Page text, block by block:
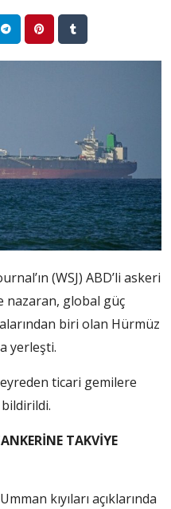
(WSJ) ABD’li askeri
nazaran, global güç
biri olan Hürmüz
yerleşti.
ticari gemilere
TAKVİYE
kıyıları açıklarında